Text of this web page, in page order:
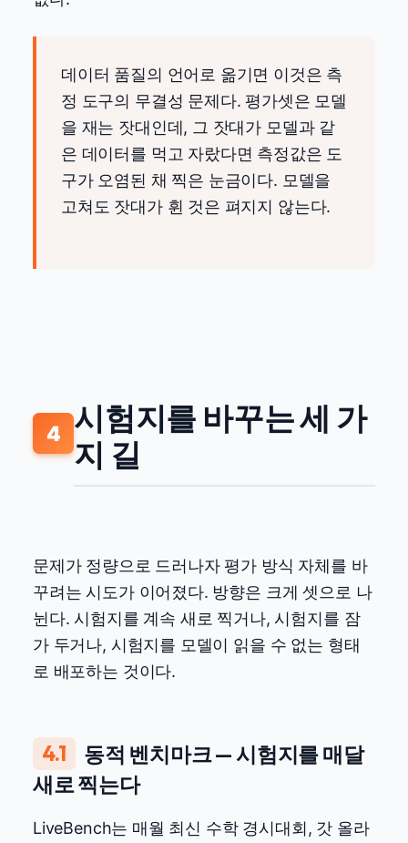
데이터 품질의 언어로 옮기면 이것은 측
정 도구의 무결성 문제다. 평가셋은 모델
을 재는 잣대인데, 그 잣대가 모델과 같
은 데이터를 먹고 자랐다면 측정값은 도
구가 오염된 채 찍은 눈금이다. 모델을
고쳐도 잣대가 휜 것은 펴지지 않는다.
4 시험지를 바꾸는 세 가
지 길
문제가 정량으로 드러나자 평가 방식 자체를 바
꾸려는 시도가 이어졌다. 방향은 크게 셋으로 나
뉜다. 시험지를 계속 새로 찍거나, 시험지를 잠
가 두거나, 시험지를 모델이 읽을 수 없는 형태
로 배포하는 것이다.
4.1
동적 벤치마크 — 시험지를 매달
새로 찍는다
LiveBench는 매월 최신 수학 경시대회, 갓 올라